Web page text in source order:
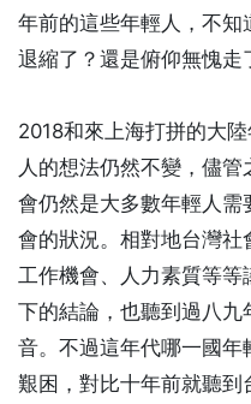
年前的這些年輕人，不知
退縮了？還是俯仰無愧走
2018和來上海打拼的大
人的想法仍然不變，儘
會仍然是大多數年輕人
會的狀況。相對地台灣社
工作機會、人力素質等
下的結論，也聽到過八
音。不過這年代哪一國年
艱困，對比十年前就聽